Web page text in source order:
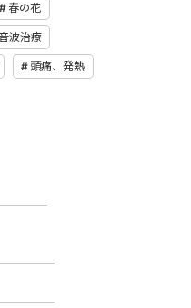
春の花
波治療
頭痛、発熱